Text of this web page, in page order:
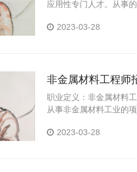
应用性专门人才。从事
2023-03-28
非金属材料工程师
职业定义：非金属材料
从事非金属材料工业的
2023-03-28